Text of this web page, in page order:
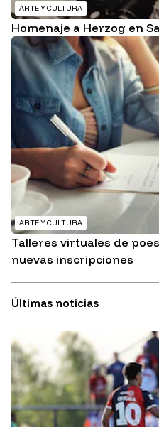
ARTE Y CULTURA
Homenaje a Herzog en
ARTE Y CULTURA
Talleres virtuales de
nuevas inscripciones
Últimas noticias